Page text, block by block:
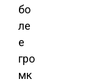
бо
ле
е
гро
мк